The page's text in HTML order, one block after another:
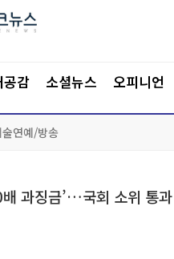
공감 소셜뉴스 오피니언
연예/방송
과징금’…국회 소위 통과